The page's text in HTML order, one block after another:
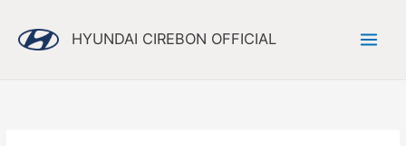
content
HYUNDAI CIREBON OFFICIAL